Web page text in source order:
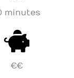
minutes
€€